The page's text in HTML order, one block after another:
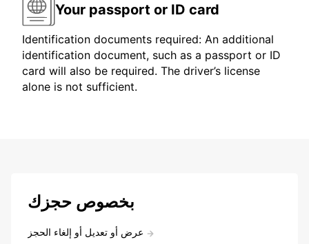
Your passport or ID card
Identification documents required: An additional
identification document, such as a passport or ID
card will also be required. The driver’s license
alone is not sufficient.
بخصوص حجزك
عرض أو تعديل أو إلغاء الحجز